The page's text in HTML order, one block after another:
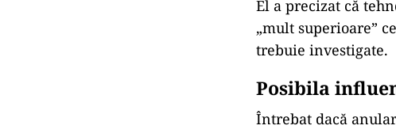
POLITICĂ
Nicușor
locuințe:
Suspiciuni